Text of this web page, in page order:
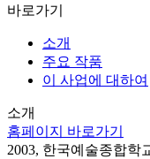
바로가기
소개
주요 작품
이 사업에 대하여
소개
홈페이지 바로가기
2003, 한국예술종합학